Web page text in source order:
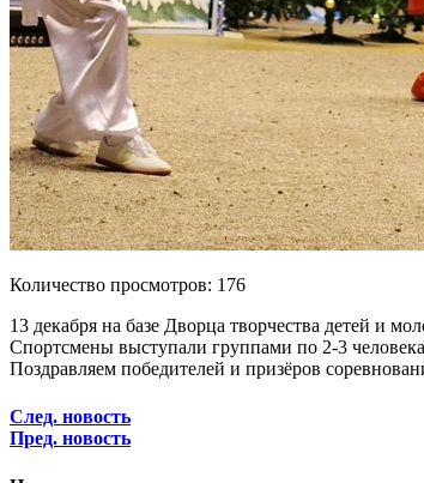
Количество просмотров: 176
13 декабря на базе Дворца творчества детей и
Спортсмены выступали группами по 2-3
Поздравляем победителей и призёров
След. новость
Пред. новость